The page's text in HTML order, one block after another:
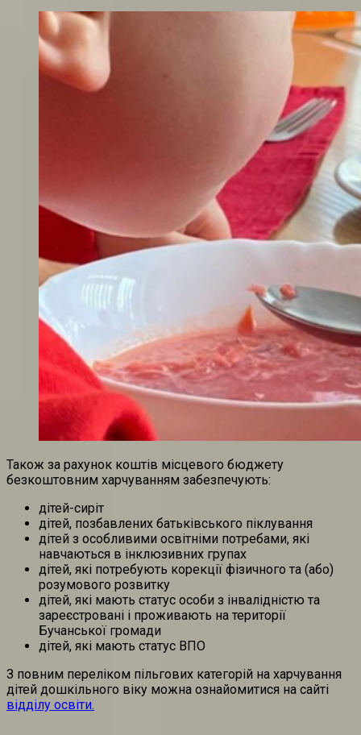
Також за рахунок коштів місцевого бюджету
безкоштовним харчуванням забезпечують:
дітей-сиріт
дітей, позбавлених батьківського піклування
дітей з особливими освітніми потребами, які
навчаються в інклюзивних групах
дітей, які потребують корекції фізичного та (або)
розумового розвитку
дітей, які мають статус особи з інвалідністю та
зареєстровані і проживають на території
Бучанської громади
дітей, які мають статус ВПО
З повним переліком пільгових категорій на харчування
дітей дошкільного віку можна ознайомитися на сайті
відділу освіти.